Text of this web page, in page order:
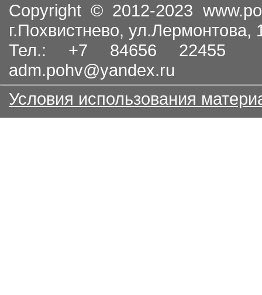
Copyright © 2012-2023
г.Похвистнево, ул.Лермонтова,
Тел.: +7 84656
adm.pohv@yandex.ru
Условия использования